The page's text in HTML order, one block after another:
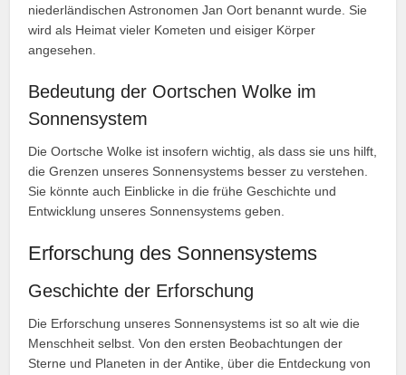
niederländischen Astronomen Jan Oort benannt wurde. Sie
wird als Heimat vieler Kometen und eisiger Körper
angesehen.
Bedeutung der Oortschen Wolke im
Sonnensystem
Die Oortsche Wolke ist insofern wichtig, als dass sie uns hilft,
die Grenzen unseres Sonnensystems besser zu verstehen.
Sie könnte auch Einblicke in die frühe Geschichte und
Entwicklung unseres Sonnensystems geben.
Erforschung des Sonnensystems
Geschichte der Erforschung
Die Erforschung unseres Sonnensystems ist so alt wie die
Menschheit selbst. Von den ersten Beobachtungen der
Sterne und Planeten in der Antike, über die Entdeckung von